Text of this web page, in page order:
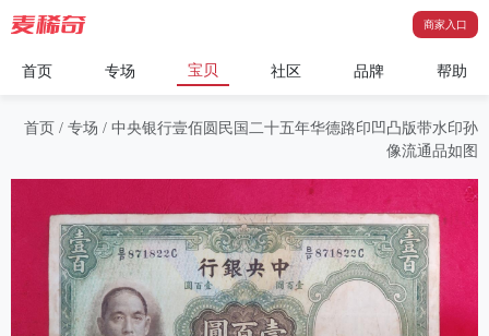
商家入口
首页 专场 宝贝 社区 品牌 帮助
首页 / 专场 / 中央银行壹佰圆民国二十五年华德路印凹凸版带水印孙
像流通品如图